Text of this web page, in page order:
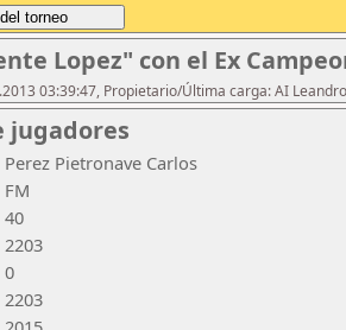
Lopez" con el Ex
03:39:47, Propietario/Última carga: AI
jugadores
Perez Pietronave Carlos
FM
40
2203
0
2203